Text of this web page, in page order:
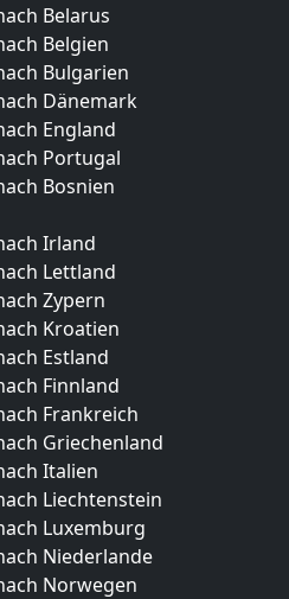
Belarus
Belgien
Bulgarien
Dänemark
England
Portugal
Bosnien
Irland
Lettland
Zypern
Kroatien
Estland
Finnland
Frankreich
Griechenland
Italien
Liechtenstein
Luxemburg
Niederlande
Norwegen